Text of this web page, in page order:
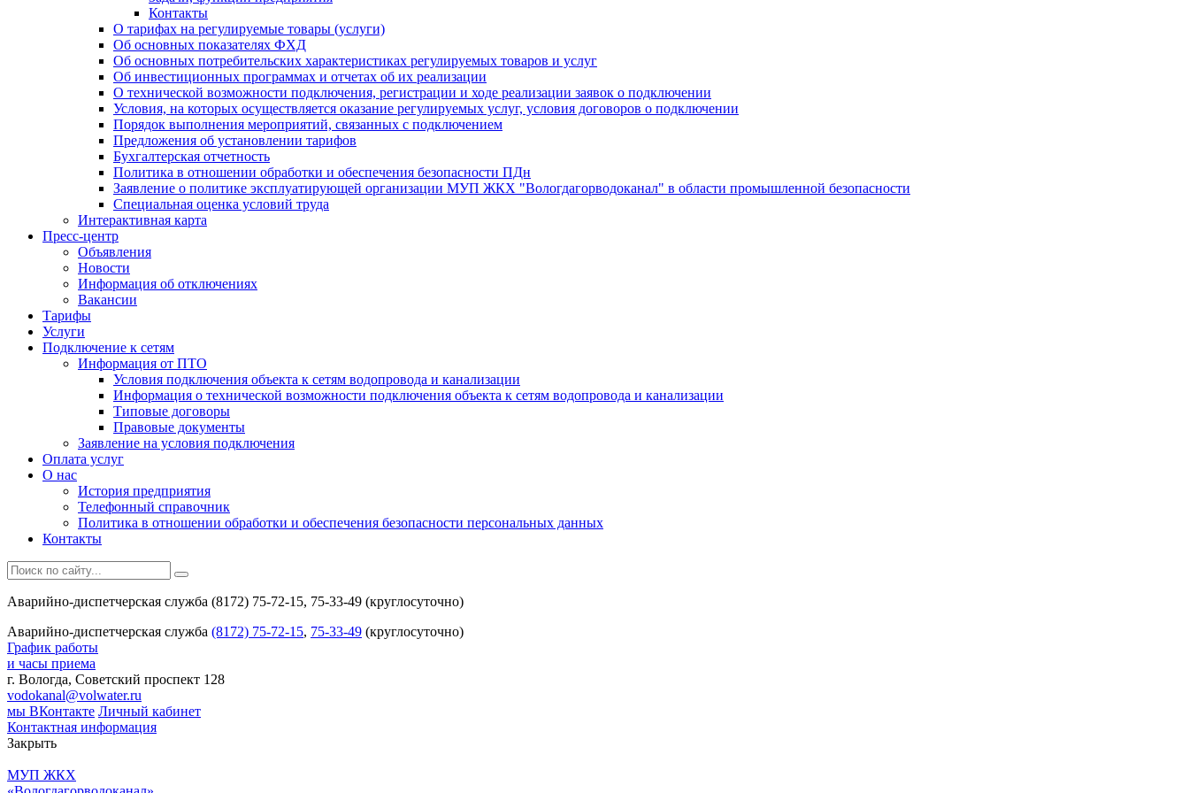
Контакты
О тарифах на регулируемые товары (услуги)
Об основных показателях ФХД
Об основных потребительских характеристиках регулируемых товаров и услуг
Об инвестиционных программах и отчетах об их реализации
О технической возможности подключения, регистрации и ходе реализации заявок о подключении
Условия, на которых осуществляется оказание регулируемых услуг, условия договоров о подключении
Порядок выполнения мероприятий, связанных с подключением
Предложения об установлении тарифов
Бухгалтерская отчетность
Политика в отношении обработки и обеспечения безопасности ПДн
Заявление о политике эксплуатирующей организации МУП ЖКХ "Вологдагорводоканал" в области промышленной безопасности
Специальная оценка условий труда
Интерактивная карта
Пресс-центр
Объявления
Новости
Информация об отключениях
Вакансии
Тарифы
Услуги
Подключение к сетям
Информация от ПТО
Условия подключения объекта к сетям водопровода и канализации
Информация о технической возможности подключения объекта к сетям водопровода и канализации
Типовые договоры
Правовые документы
Заявление на условия подключения
Оплата услуг
О нас
История предприятия
Телефонный справочник
Политика в отношении обработки и обеспечения безопасности персональных данных
Контакты
Аварийно-диспетчерская служба (8172) 75-72-15, 75-33-49 (круглосуточно)
Аварийно-диспетчерская служба (8172) 75-72-15, 75-33-49 (круглосуточно)
График работы
и часы приема
г. Вологда, Советский проспект 128
vodokanal@volwater.ru
мы ВКонтакте Личный кабинет
Контактная информация
Закрыть
МУП ЖКХ